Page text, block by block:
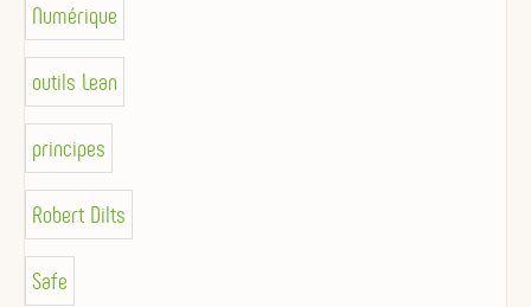
Numérique
outils Lean
principes
Robert Dilts
Safe